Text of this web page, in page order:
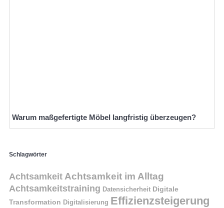
Warum maßgefertigte Möbel langfristig überzeugen?
Schlagwörter
Achtsamkeit Achtsamkeit im Alltag
Achtsamkeitstraining Datensicherheit Digitale
Transformation Digitalisierung Effizienzsteigerung